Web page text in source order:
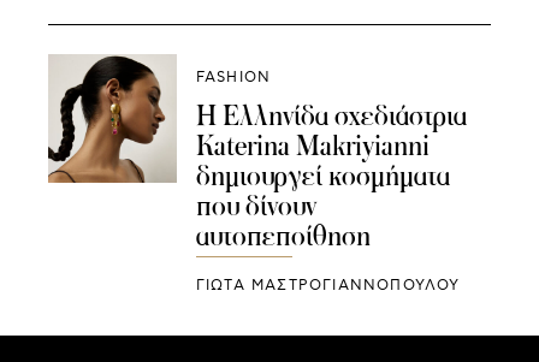
FASHION
Η Ελληνίδα σχεδιάστρια
Katerina Makriyianni
δημιουργεί κοσμήματα
που δίνουν
αυτοπεποίθηση
ΓΙΩΤΑ ΜΑΣΤΡΟΓΙΑΝΝΟΠΟΥΛΟΥ